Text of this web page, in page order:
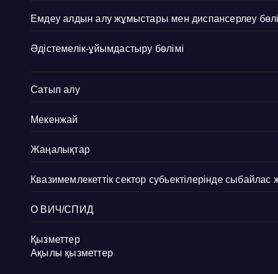
Емдеу алдын алу жұмыстары мен диспансерлеу
Әдістемелік-ұйымдастыру бөлімі
Сатып алу
Мекенжай
Жаңалықтар
Квазимемлекеттік сектор субьектілерінде
О ВИЧ/СПИД
Қызметтер
Ақылы қызметтер